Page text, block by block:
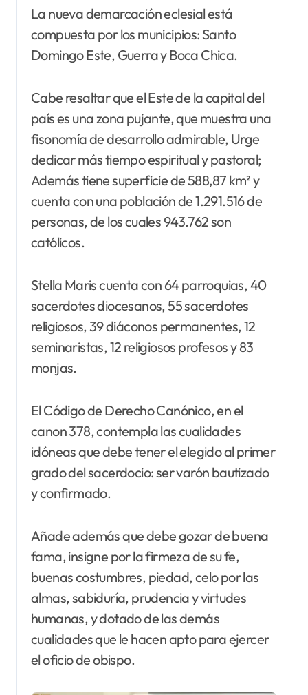
La nueva demarcación eclesial está
compuesta por los municipios: Santo
Domingo Este, Guerra y Boca Chica.
Cabe resaltar que el Este de la capital del
país es una zona pujante, que muestra una
fisonomía de desarrollo admirable, Urge
dedicar más tiempo espiritual y pastoral;
Además tiene superficie de 588,87 km² y
cuenta con una población de 1.291.516 de
personas, de los cuales 943.762 son
católicos.
Stella Maris cuenta con 64 parroquias, 40
sacerdotes diocesanos, 55 sacerdotes
religiosos, 39 diáconos permanentes, 12
seminaristas, 12 religiosos profesos y 83
monjas.
El Código de Derecho Canónico, en el
canon 378, contempla las cualidades
idóneas que debe tener el elegido al primer
grado del sacerdocio: ser varón bautizado
y confirmado.
Añade además que debe gozar de buena
fama, insigne por la firmeza de su fe,
buenas costumbres, piedad, celo por las
almas, sabiduría, prudencia y virtudes
humanas, y dotado de las demás
cualidades que le hacen apto para ejercer
el oficio de obispo.